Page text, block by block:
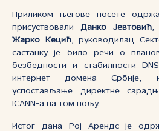
Приликом његове посете
присуствовали Данко Јевтовић,
Жарко Кецић, руководилац
састанку је било речи о
безбедности и стабилности
интернет домена Србије,
успостављање директне
ICANN -а на том пољу.
Истог дана Рој Арендс је